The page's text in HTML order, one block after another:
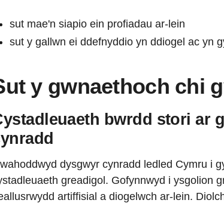
sut mae'n siapio ein profiadau ar-lein
sut y gallwn ei ddefnyddio yn ddiogel ac yn
y gwnaethoch chi
bwrdd stori ar
dysgwyr cynradd ledled Cymru i
greadigol. Gofynnwyd i ysgolion
artiffisial a diogelwch ar-lein.